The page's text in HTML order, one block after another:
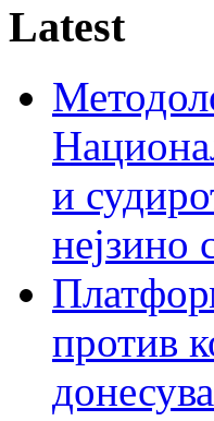
Latest
и
нејзино
против